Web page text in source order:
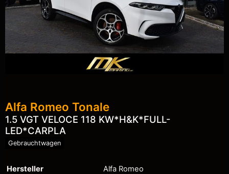
Alfa Romeo Tonale
1.5 VGT VELOCE 118 KW*H&K*FULL-
LED*CARPLA
Gebrauchtwagen
Hersteller
Alfa Romeo